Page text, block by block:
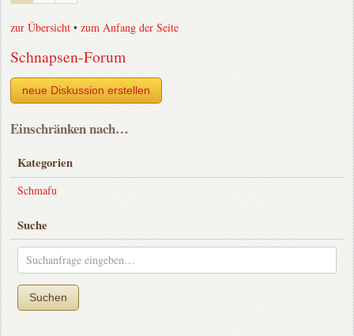
zur Übersicht •zum Anfang der Seite
Schnapsen-Forum
neue Diskussion erstellen
Einschränken nach…
Kategorien
Schmafu
Suche
Suchen